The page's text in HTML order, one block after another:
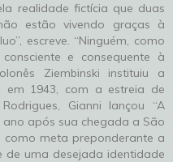
realidade fictícia que duas
estão vivendo graças à
escreve. “Ninguém, como
e consequente à
Ziembinski instituiu a
em 1943, com a estreia de
Gianni lançou “A
ano após sua chegada a São
como meta preponderante a
uma desejada identidade